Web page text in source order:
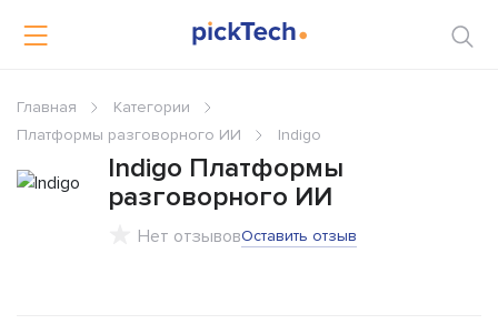
Главная
Категории
Платформы разговорного ИИ
Indigo
Indigo Платформы
разговорного ИИ
Нет отзывовОставить отзыв